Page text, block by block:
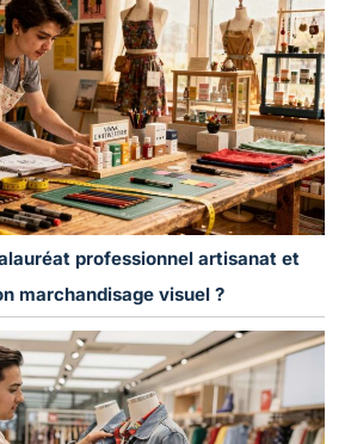
professionnel artisanat et
marchandisage visuel ?